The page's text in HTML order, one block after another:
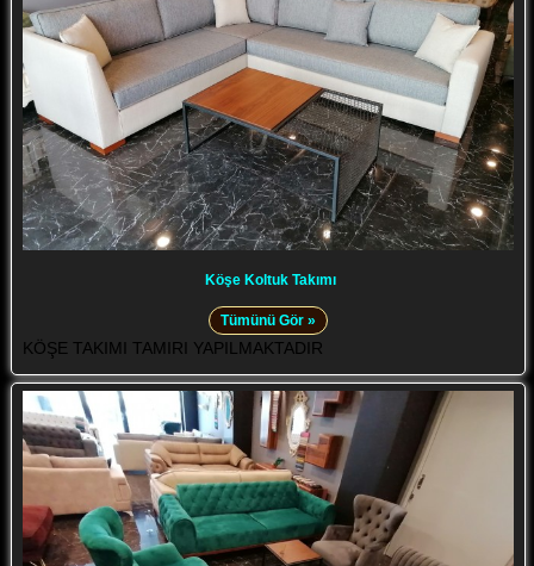
Köşe Koltuk Takımı
Tümünü Gör »
KÖŞE TAKIMI TAMIRI YAPILMAKTADIR